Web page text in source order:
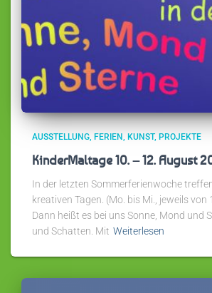
AUSSTELLUNG FERIEN KUNST PROJEKTE
KinderMaltage 10. – 12. August
In der letzten Sommerferienwoche
kreativen Tagen. (Mo. bis Mi., jeweils von
Dann heißt es bei uns Sonne, Mond und
und Schatten. Mit Weiterlesen